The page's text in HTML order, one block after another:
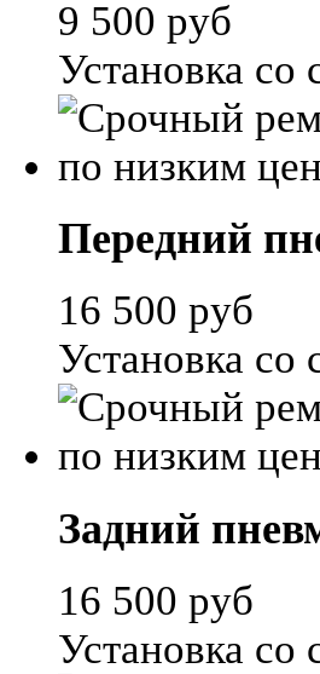
9 500 руб
Установка со
Передний
16 500 руб
Установка со
Задний
16 500 руб
Установка со